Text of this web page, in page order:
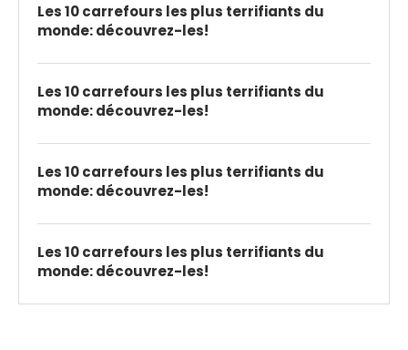
Les 10 carrefours les plus terrifiants du
monde: découvrez-les!
Les 10 carrefours les plus terrifiants du
monde: découvrez-les!
Les 10 carrefours les plus terrifiants du
monde: découvrez-les!
Les 10 carrefours les plus terrifiants du
monde: découvrez-les!